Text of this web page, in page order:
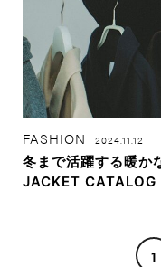
FASHION 2024.11.12
冬まで活躍する暖か
JACKET CATALOG
1